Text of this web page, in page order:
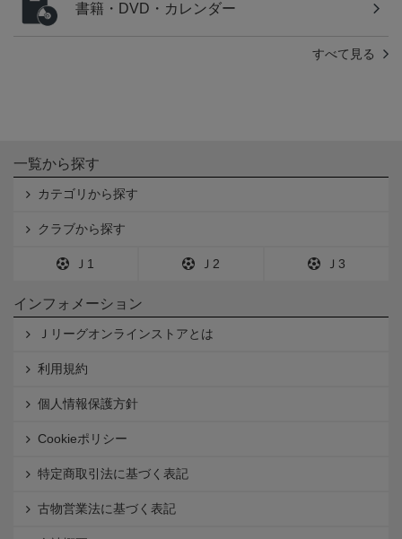
書籍・DVD・カレンダー
すべて見る
一覧から探す
カテゴリから探す
クラブから探す
Ｊ1 Ｊ2 Ｊ3
インフォメーション
Ｊリーグオンラインストアとは
利用規約
個人情報保護方針
Cookieポリシー
特定商取引法に基づく表記
古物営業法に基づく表記